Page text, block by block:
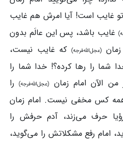
غایب است! آیا امرش هم غایب
غایب باشد، پس این عالَم بدون
(عجل‌الله‌فرجه)که غایب نیست،
شما را رها کرده؟! خدا شما را
من الآن امام زمان
(عجل‌الله‌فرجه)را
همه کس مخفی نیست. امام زمان
حرف می‌زند، آدم حرفش را
امام رفع مشکلاتش را می‌گوید،